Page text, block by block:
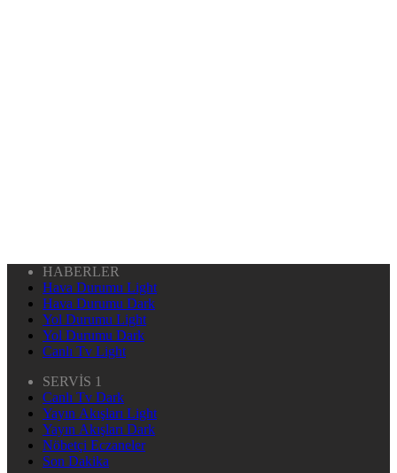
HABERLER
Hava Durumu Light
Hava Durumu Dark
Yol Durumu Light
Yol Durumu Dark
Canlı Tv Light
SERVİS 1
Canlı Tv Dark
Yayın Akışları Light
Yayın Akışları Dark
Nöbetçi Eczaneler
Son Dakika